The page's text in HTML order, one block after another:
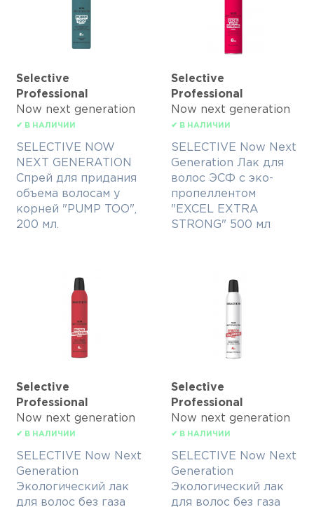
Selective
Professional
Now next generation
✔ В НАЛИЧИИ
SELECTIVE NOW
NEXT GENERATION
Спрей для придания
объема волосам у
корней "PUMP TOO",
200 мл.
Selective
Professional
Now next generation
✔ В НАЛИЧИИ
SELECTIVE Now Next
Generation Лак для
волос ЭСФ с эко-
пропеллентом
"EXCEL EXTRA
STRONG" 500 мл
Selective
Professional
Now next generation
✔ В НАЛИЧИИ
SELECTIVE Now Next
Generation
Экологический лак
для волос без газа
Selective
Professional
Now next generation
✔ В НАЛИЧИИ
SELECTIVE Now Next
Generation
Экологический лак
для волос без газа